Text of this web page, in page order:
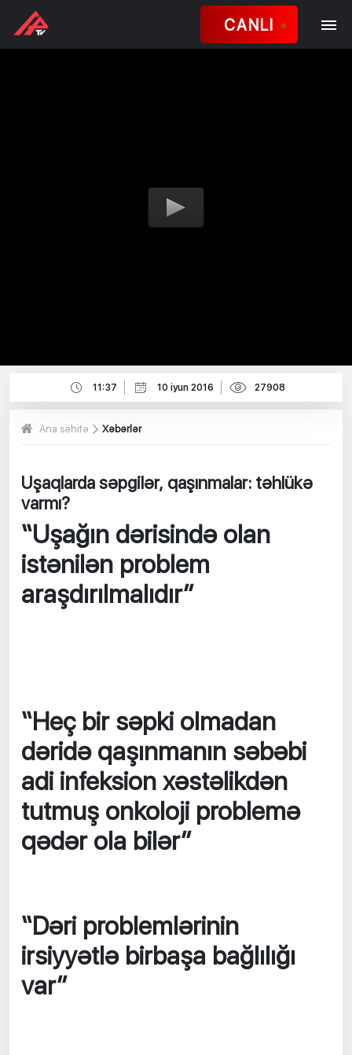
CANLI
11:37 10 iyun 2016 27908
Ana səhifə Xəbərlər
Uşaqlarda səpgilər, qaşınmalar: təhlükə
varmı?
“Uşağın dərisində olan
istənilən problem
araşdırılmalıdır”
“Heç bir səpki olmadan
dəridə qaşınmanın səbəbi
adi infeksion xəstəlikdən
tutmuş onkoloji problemə
qədər ola bilər”
“Dəri problemlərinin
irsiyyətlə birbaşa bağlılığı
var”